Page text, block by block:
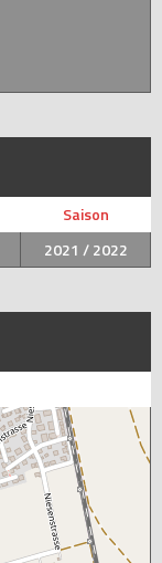
Saison
2021 / 2022